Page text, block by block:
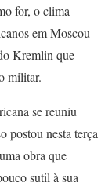
for, o clima
em Moscou
Kremlin que
militar.
se reuniu
postou nesta terça
obra que
sutil à sua